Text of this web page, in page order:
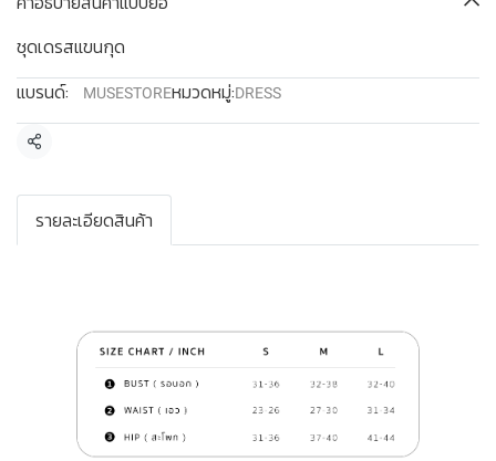
ชุดเดรสแขนกุด
แบรนด์:
MUSESTOREหมวดหมู่:DRESS
แชร์
รายละเอียดสินค้า